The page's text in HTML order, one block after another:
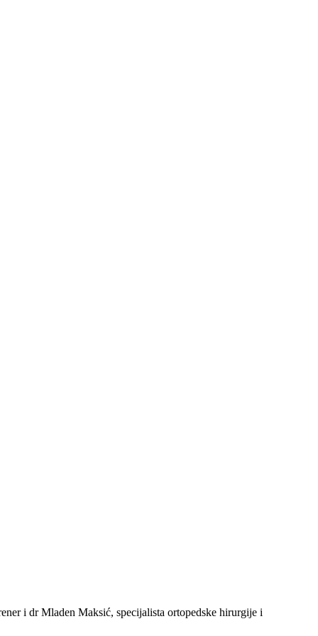
i dr Mladen Maksić, specijalista ortopedske hirurgije i